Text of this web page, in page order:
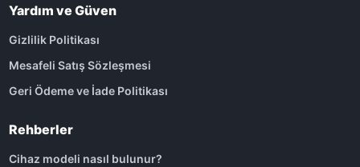
Yardım ve Güven
Gizlilik Politikası
Mesafeli Satış Sözleşmesi
Geri Ödeme ve İade Politikası
Rehberler
Cihaz modeli nasıl bulunur?